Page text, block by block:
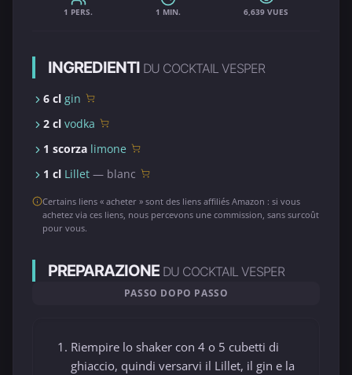
1 PERS. 1 MIN. 6,639 VUES
INGREDIENTI DU COCKTAIL VESPER
6 cl gin
2 cl vodka
1 scorza limone
1 cl Lillet — blanc
Certains liens « acheter » sont des liens affiliés Amazon : si vous
achetez via ces liens, nous percevons une commission, sans surcoût
pour vous.
PREPARAZIONE DU COCKTAIL VESPER
PASSO DOPO PASSO
Riempire lo shaker con 4 o 5 cubetti di
ghiaccio, quindi versarvi il Lillet, il gin e la